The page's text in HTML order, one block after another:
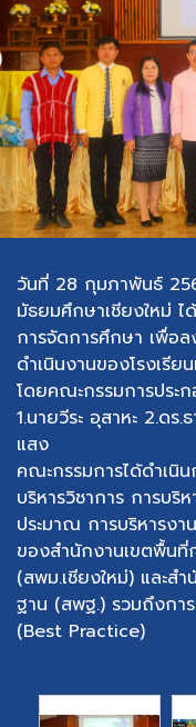
วันที่ 28 กุมภาพันธ์
มัธยมศึกษาเชียงใหม่
การจัดการศึกษา เพื่อล
ดำเนินงานของโรงเรี
โดยคณะกรรมการประ
1.นายวีระ อุสาหะ 2.ด
แสง
คณะกรรมการได้ดำเนิ
บริหารวิชาการ การบริ
ประมาณ การบริหารง
ของสำนักงานเขตพื้นที่
(สพม.เชียงใหม่) และส
ฐาน (สพฐ.) รวมถึงกา
(Best Practice)